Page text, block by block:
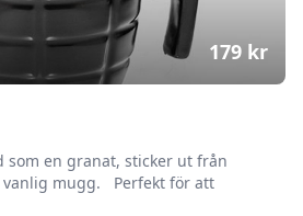
som en granat, sticker ut från
vanlig mugg. Perfekt för att
179 kr